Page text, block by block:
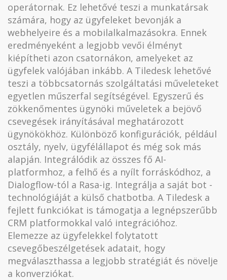
operátornak. Ez lehetővé teszi a munkatársak
számára, hogy az ügyfeleket bevonják a
webhelyeire és a mobilalkalmazásokra. Ennek
eredményeként a legjobb vevői élményt
kiépítheti azon csatornákon, amelyeket az
ügyfelek valójában inkább. A Tiledesk lehetővé
teszi a többcsatornás szolgáltatási műveleteket
egyetlen műszerfal segítségével. Egyszerű és
zökkenőmentes ügynöki műveletek a bejövő
csevegések irányításával meghatározott
ügynökökhöz. Különböző konfigurációk, például
osztály, nyelv, ügyfélállapot és még sok más
alapján. Integrálódik az összes fő AI-
platformhoz, a felhő és a nyílt forráskódhoz, a
Dialogflow-tól a Rasa-ig. Integrálja a saját bot -
technológiáját a külső chatbotba. A Tiledesk a
fejlett funkciókat is támogatja a legnépszerűbb
CRM platformokkal való integrációhoz.
Elemezze az ügyfelekkel folytatott
csevegőbeszélgetések adatait, hogy
megválaszthassa a legjobb stratégiát és növelje
a konverziókat.